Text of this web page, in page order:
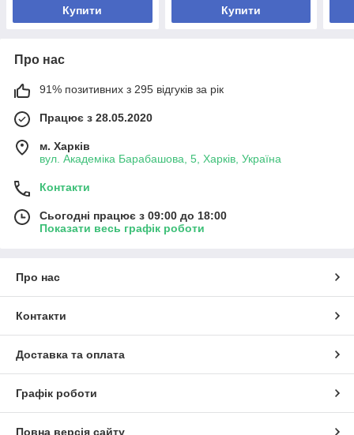
Купити Купити
Про нас
91% позитивних з 295 відгуків за рік
Працює з 28.05.2020
м. Харків
вул. Академіка Барабашова, 5, Харків, Україна
Контакти
Сьогодні працює з 09:00 до 18:00
Показати весь графік роботи
Про нас
Контакти
Доставка та оплата
Графік роботи
Повна версія сайту